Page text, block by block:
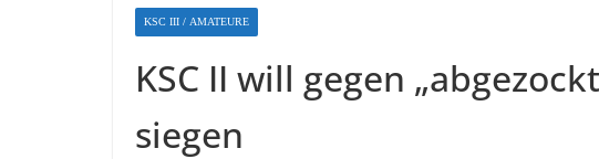
KSC III / AMATEURE
KSC II will gegen
siegen